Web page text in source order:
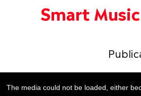
Smart
The media could not be loaded, either